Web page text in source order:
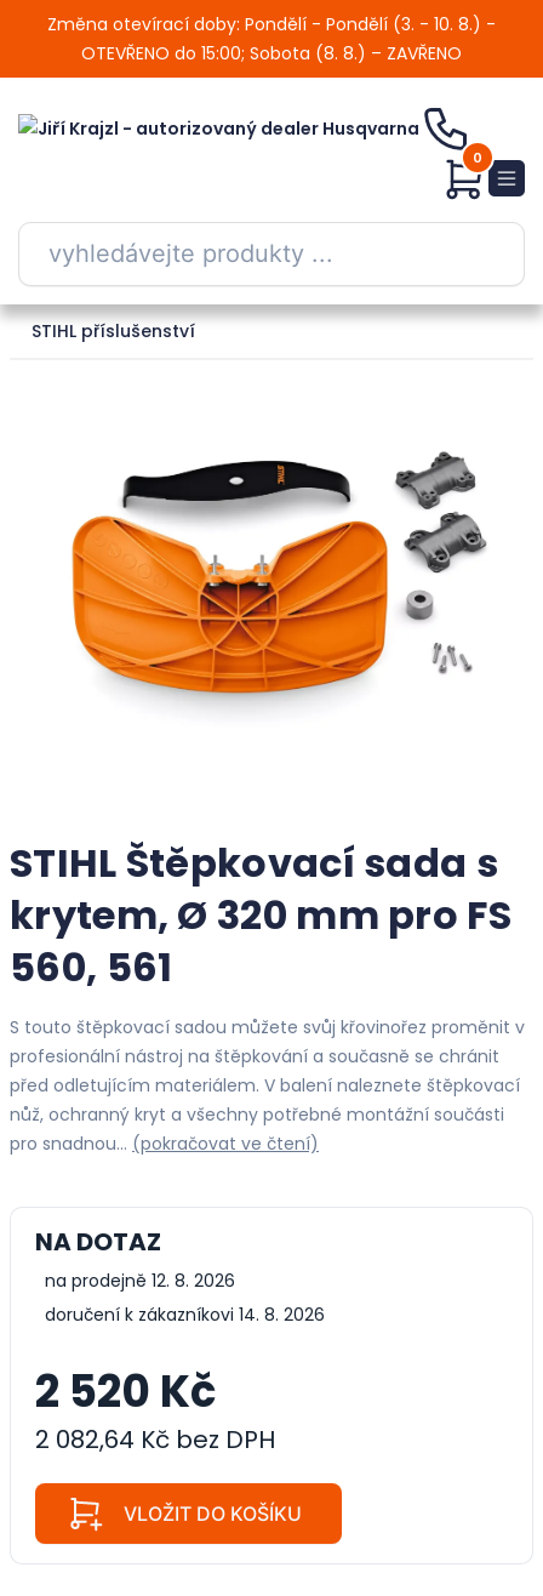
Změna otevírací doby: Pondělí - Pondělí (3. - 10. 8.) -
OTEVŘENO do 15:00; Sobota (8. 8.) – ZAVŘENO
0
STIHL příslušenství
STIHL Štěpkovací sada s
krytem, Ø 320 mm pro FS
560, 561
S touto štěpkovací sadou můžete svůj křovinořez proměnit v
profesionální nástroj na štěpkování a současně se chránit
před odletujícím materiálem. V balení naleznete štěpkovací
nůž, ochranný kryt a všechny potřebné montážní součásti
pro snadnou… (pokračovat ve čtení)
NA DOTAZ
na prodejně 12. 8. 2026
doručení k zákazníkovi 14. 8. 2026
2 520 Kč
2 082,64 Kč bez DPH
VLOŽIT DO KOŠÍKU